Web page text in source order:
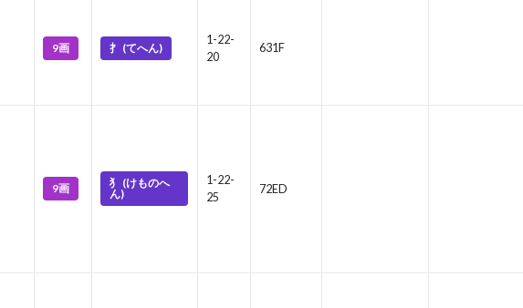
9画 扌 (てへん)
1-22-
20
631F
9画
犭 (けものへ
ん)
1-22-
25
72ED